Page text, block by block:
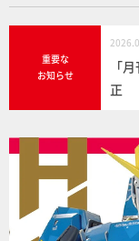
重要な
お知らせ
「
正